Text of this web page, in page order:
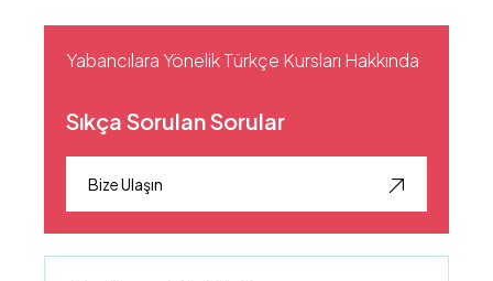
Yabancılara Yönelik Türkçe Kursları Hakkında
Sıkça Sorulan Sorular
Bize Ulaşın